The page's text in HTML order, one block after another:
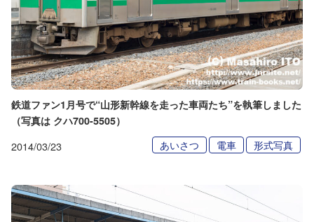
鉄道ファン1月号で“山形新幹線を走った車両たち”を執筆しました
（写真は クハ700-5505）
2014/03/23 あいさつ 電車 形式写真